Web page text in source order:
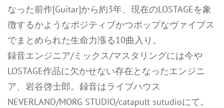
なった前作[Guitar]から約3年、現在のLOSTAGEを象
徴するかようなポジティブかつポップなヴァイブス
でまとめられた生命力漲る10曲入り。
録音エンジニア/ミックス/マスタリングには今や
LOSTAGE作品に欠かせない存在となったエンジニ
ア、岩谷啓士郎。録音はライブハウス
NEVERLAND/MORG STUDIO/catapult sutudioにて。